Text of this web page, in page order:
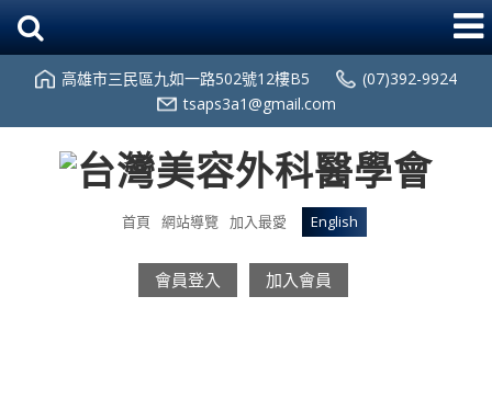
高雄市三民區九如一路502號12樓B5
(07)392-9924
tsaps3a1@gmail.com
首頁 網站導覽 加入最愛 English
會員登入 加入會員